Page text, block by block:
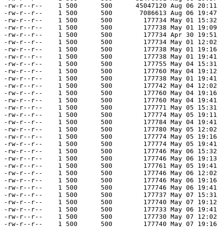
-rw-r--r--    1 500      500      45047120 Aug 06
-rw-r--r--    1 500      500       7086613 Aug 06
-rw-r--r--    1 500      500        177734 May 01
-rw-r--r--    1 500      500        177738 May 01
-rw-r--r--    1 500      500        177734 Apr 30
-rw-r--r--    1 500      500        177734 May 01
-rw-r--r--    1 500      500        177738 May 01
-rw-r--r--    1 500      500        177738 May 01
-rw-r--r--    1 500      500        177755 May 04
-rw-r--r--    1 500      500        177760 May 04
-rw-r--r--    1 500      500        177738 May 01
-rw-r--r--    1 500      500        177742 May 04
-rw-r--r--    1 500      500        177760 May 04
-rw-r--r--    1 500      500        177760 May 04
-rw-r--r--    1 500      500        177771 May 05
-rw-r--r--    1 500      500        177774 May 05
-rw-r--r--    1 500      500        177784 May 04
-rw-r--r--    1 500      500        177780 May 05
-rw-r--r--    1 500      500        177774 May 05
-rw-r--r--    1 500      500        177774 May 05
-rw-r--r--    1 500      500        177746 May 06
-rw-r--r--    1 500      500        177746 May 06
-rw-r--r--    1 500      500        177761 May 05
-rw-r--r--    1 500      500        177746 May 06
-rw-r--r--    1 500      500        177746 May 06
-rw-r--r--    1 500      500        177746 May 06
-rw-r--r--    1 500      500        177737 May 07
-rw-r--r--    1 500      500        177740 May 07
-rw-r--r--    1 500      500        177733 May 06
-rw-r--r--    1 500      500        177730 May 07
-rw-r--r--    1 500      500        177740 May 07